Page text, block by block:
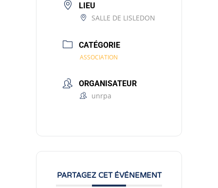
LIEU
SALLE DE LISLEDON
CATÉGORIE
ASSOCIATION
ORGANISATEUR
unrpa
PARTAGEZ CET ÉVÉNEMENT